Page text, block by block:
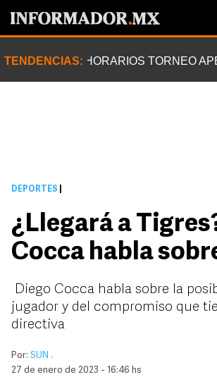
TENDENCIAS: HORARIOS TORNEO
DEPORTES
¿Llegará a
Cocca habla
Diego Cocca habla sobre la
jugador y del compromiso que
directiva
Por: SUN .
27 de enero de 2023 - 16:46 hs